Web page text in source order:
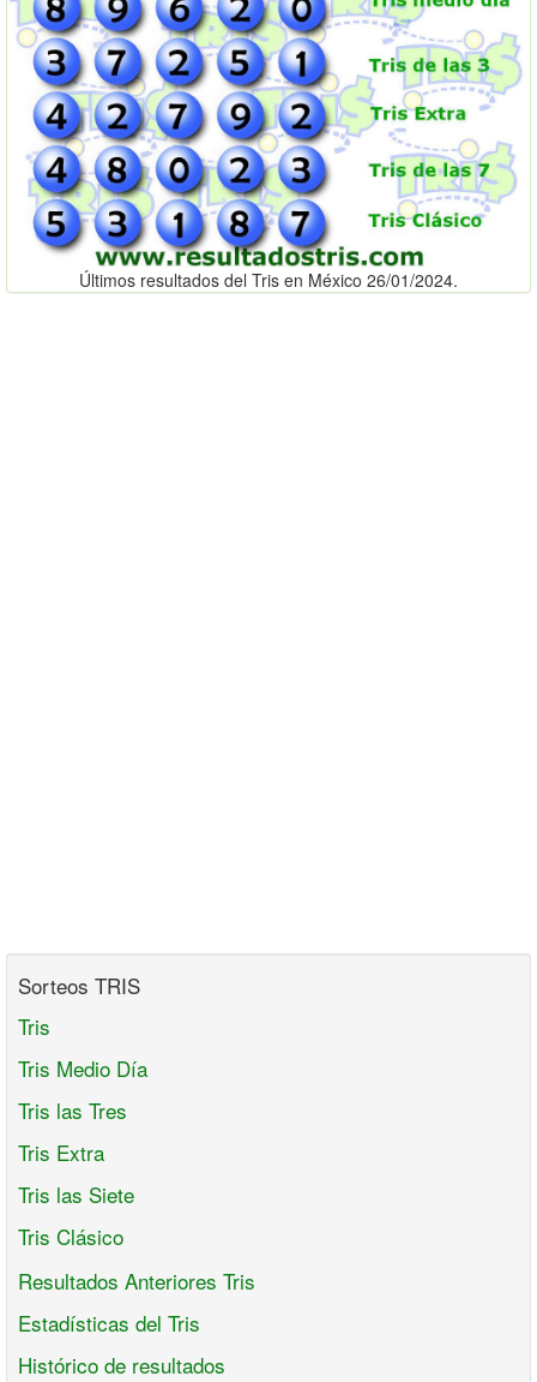
Últimos resultados del Tris en México 26/01/2024.
Sorteos TRIS
Tris
Tris Medio Día
Tris las Tres
Tris Extra
Tris las Siete
Tris Clásico
Resultados Anteriores Tris
Estadísticas del Tris
Histórico de resultados